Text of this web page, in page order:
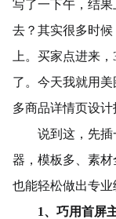
写了一下午，结果
去？其实很多时候
上。买家点进来
了。今天我就用
多商品详情页设计
说到这，先插
器，模板多、素材
也能轻松做出专业
1、巧用首屏